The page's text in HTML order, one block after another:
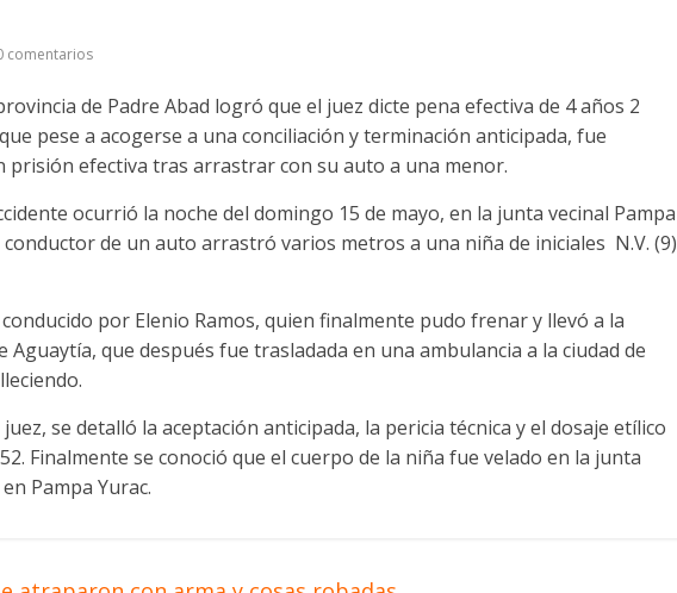
comentarios
de Padre Abad logró que el juez dicte pena efectiva de 4 años 2
pese a acogerse a una conciliación y terminación anticipada, fue
prisión efectiva tras arrastrar con su auto a una menor.
ocurrió la noche del domingo 15 de mayo, en la junta vecinal Pampa
conductor de un auto arrastró varios metros a una niña de iniciales N.V. (9)
por Elenio Ramos, quien finalmente pudo frenar y llevó a la
Aguaytía, que después fue trasladada en una ambulancia a la ciudad de
se detalló la aceptación anticipada, la pericia técnica y el dosaje etílico
Finalmente se conoció que el cuerpo de la niña fue velado en la junta
Pampa Yurac.